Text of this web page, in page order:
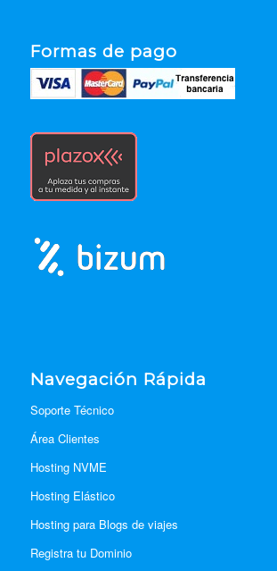
Formas de pago
Navegación Rápida
Soporte Técnico
Área Clientes
Hosting NVME
Hosting Elástico
Hosting para Blogs de viajes
Registra tu Dominio